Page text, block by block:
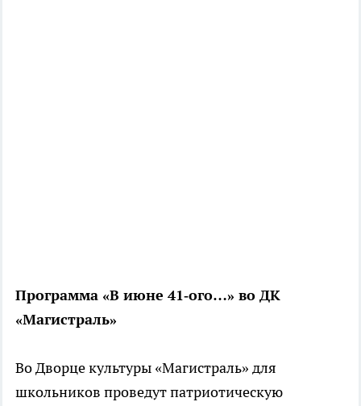
Программа «В июне 41‑ого…» во ДК
«Магистраль»
Во Дворце культуры «Магистраль» для
школьников проведут патриотическую